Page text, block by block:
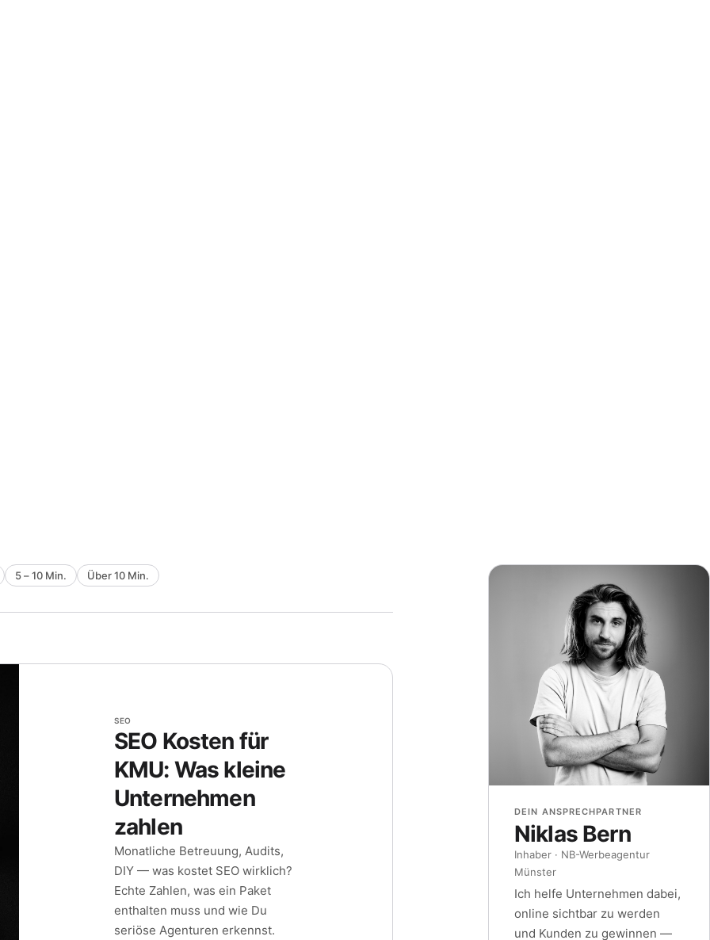
5 – 10 Min. Über 10 Min.
SEO
SEO Kosten für
KMU: Was kleine
Unternehmen
zahlen
Monatliche Betreuung, Audits,
DIY — was kostet SEO wirklich?
Echte Zahlen, was ein Paket
enthalten muss und wie Du
seriöse Agenturen erkennst.
DEIN ANSPRECHPARTNER
Niklas Bern
Inhaber · NB-Werbeagentur
Münster
Ich helfe Unternehmen dabei,
online sichtbar zu werden
und Kunden zu gewinnen —